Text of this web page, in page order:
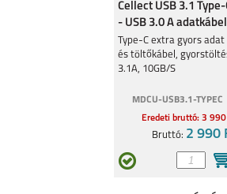
Cellect USB 3.1 Type-
- USB 3.0 A adatkábel
Type-C extra gyors adat
és töltőkábel,
3.1A, 10GB/S
MDCU-USB3.1-TYPEC
Eredeti bruttó: 3
Bruttó: 2 990